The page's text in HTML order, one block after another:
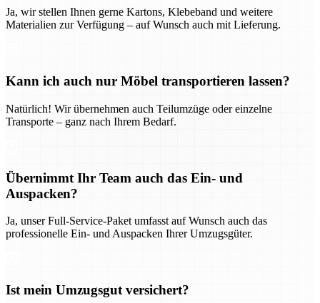
Ja, wir stellen Ihnen gerne Kartons, Klebeband und weitere
Materialien zur Verfügung – auf Wunsch auch mit Lieferung.
Kann ich auch nur Möbel transportieren lassen?
Natürlich! Wir übernehmen auch Teilumzüge oder einzelne
Transporte – ganz nach Ihrem Bedarf.
Übernimmt Ihr Team auch das Ein- und
Auspacken?
Ja, unser Full-Service-Paket umfasst auf Wunsch auch das
professionelle Ein- und Auspacken Ihrer Umzugsgüter.
Ist mein Umzugsgut versichert?